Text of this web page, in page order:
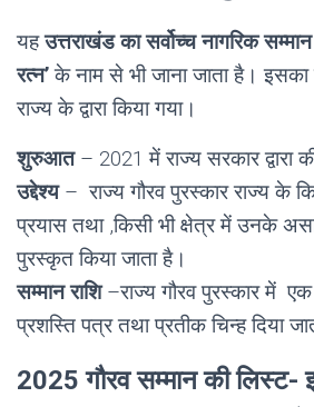
यहउत्तराखंड का सर्वोच्च नागरिक सम्मान
रत्न’के नाम से भी जाना जाता है। इसका
राज्य के द्वारा किया गया।
शुरुआत– 2021 में राज्य सरकार द्वारा
उद्देश्य– राज्य गौरव पुरस्कार राज्य के
प्रयास तथा ,किसी भी क्षेत्र में उनके
पुरस्कृत किया जाता है।
सम्मान राशि–राज्य गौरव पुरस्कार में
प्रशस्ति पत्र तथा प्रतीक चिन्ह दिया
2025 गौरव सम्मान की लिस्ट-